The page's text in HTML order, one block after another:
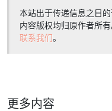
本站出于传递信息之目
内容版权均归原作者所
联系我们。
更多内容